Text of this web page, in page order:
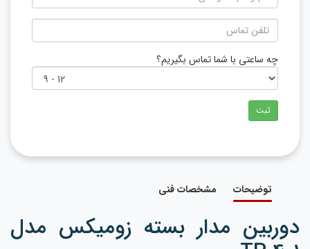
چه ساعتی با شما تماس بگیریم؟
ثبت
توضیحات مشخصات فنی
دوربین مدار بسته زومیکس مدل